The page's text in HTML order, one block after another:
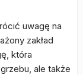
uwagę na
zakład
która
ale także